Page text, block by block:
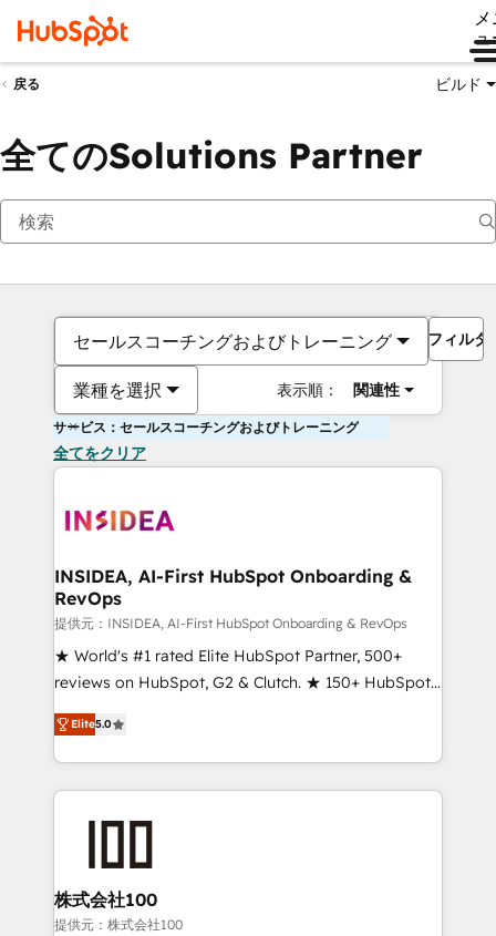
ュ
戻る ビルド
全てのSolutions Partner
セールスコーチングおよびトレーニング
業種を選択 表示順： 関連性
フィルタ
サービス：セールスコーチングおよびトレーニング
全てをクリア
INSIDEA, AI-First HubSpot Onboarding &
RevOps
提供元：INSIDEA, AI-First HubSpot Onboarding & RevOps
★ World's #1 rated Elite HubSpot Partner, 500+
reviews on HubSpot, G2 & Clutch. ★ 150+ HubSpot
Certified Experts & Trainers across the team ★
1,500+ implementations across five continents ★ AI-
First, RevOps-led, Onboarding obsessed ★
Company of the Year 2024/25 INSIDEA helps
and build AI-powered workflows that drive adoption
from week one, in your time zone. What we do ➤
Onboarding: Live in weeks, with workflows built
Elite5.0
株式会社100
提供元：株式会社100